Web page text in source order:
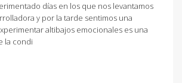
días en los que nos levantamos
y por la tarde sentimos una
altibajos emocionales es una
la condi